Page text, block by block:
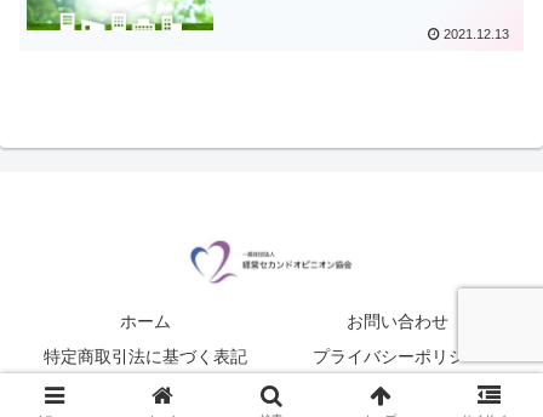
2021.12.13
ホーム
お問い合わせ
特定商取引法に基づく表記
プライバシーポリシー
© 2020-2026 経営セカンドオピニオン協会.